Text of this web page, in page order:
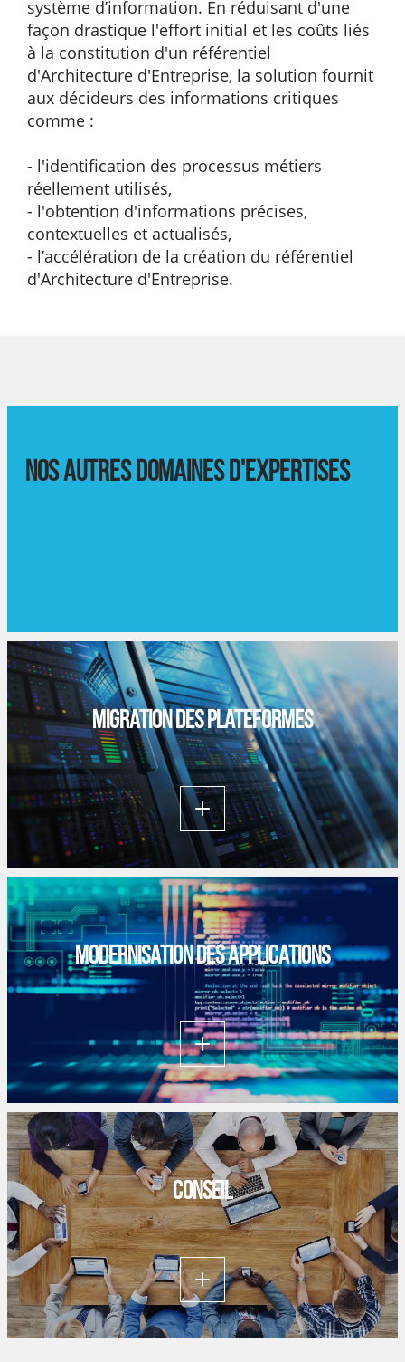
système d’information. En réduisant d'une
façon drastique l'effort initial et les coûts liés
à la constitution d'un référentiel
d'Architecture d'Entreprise, la solution fournit
aux décideurs des informations critiques
comme :
- l'identification des processus métiers
réellement utilisés,
- l'obtention d'informations précises,
contextuelles et actualisés,
- l’accélération de la création du référentiel
d'Architecture d'Entreprise.
Nos autres domaines d'expertises
Migration des plateformes
Lire
plus
Modernisation des applications
Lire
plus
Conseil
Lire
plus